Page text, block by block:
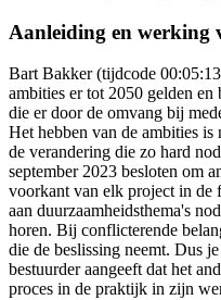
Aanleiding en werking
Bart Bakker (tijdcode
ambities er tot 2050 gelden
die er door de omvang bij
Het hebben van de ambities
de verandering die zo hard
september 2023 besloten om
voorkant van elk project in de
aan duurzaamheidsthema's
horen. Bij conflicterende
die de beslissing neemt. Dus
bestuurder aangeeft dat het
proces in de praktijk in zijn